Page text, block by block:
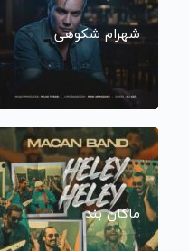
شهرام شکوهی
ماکان بند